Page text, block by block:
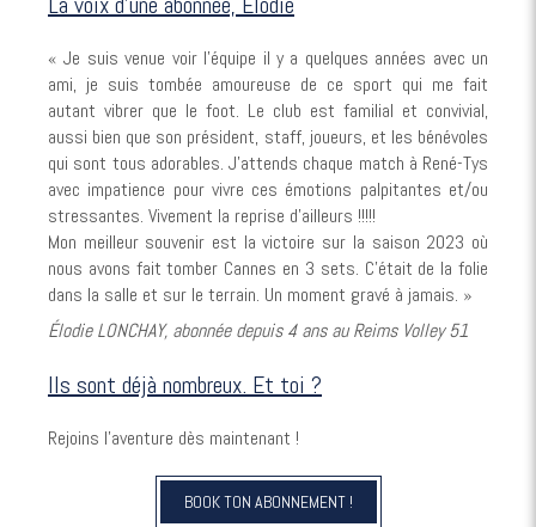
« Je suis venue voir l’équipe il y a quelques années avec un
ami, je suis tombée amoureuse de ce sport qui me fait
autant vibrer que le foot. Le club est familial et convivial,
aussi bien que son président, staff, joueurs, et les bénévoles
qui sont tous adorables. J’attends chaque match à René-Tys
avec impatience pour vivre ces émotions palpitantes et/ou
stressantes. Vivement la reprise d’ailleurs !!!!!
Mon meilleur souvenir est la victoire sur la saison 2023 où
nous avons fait tomber Cannes en 3 sets. C’était de la folie
dans la salle et sur le terrain. Un moment gravé à jamais. »
Élodie LONCHAY, abonnée depuis 4 ans au Reims Volley 51
Ils sont déjà nombreux. Et toi ?
Rejoins l’aventure dès maintenant !
BOOK TON ABONNEMENT !